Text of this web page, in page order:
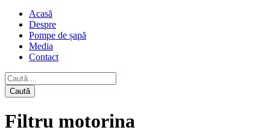
Acasă
Despre
Pompe de șapă
Media
Contact
Caută
Filtru motorina